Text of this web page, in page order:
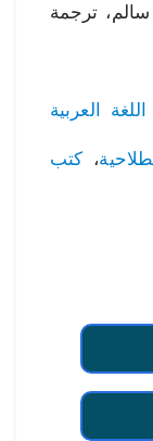
ترجمة
العربية
، كتب